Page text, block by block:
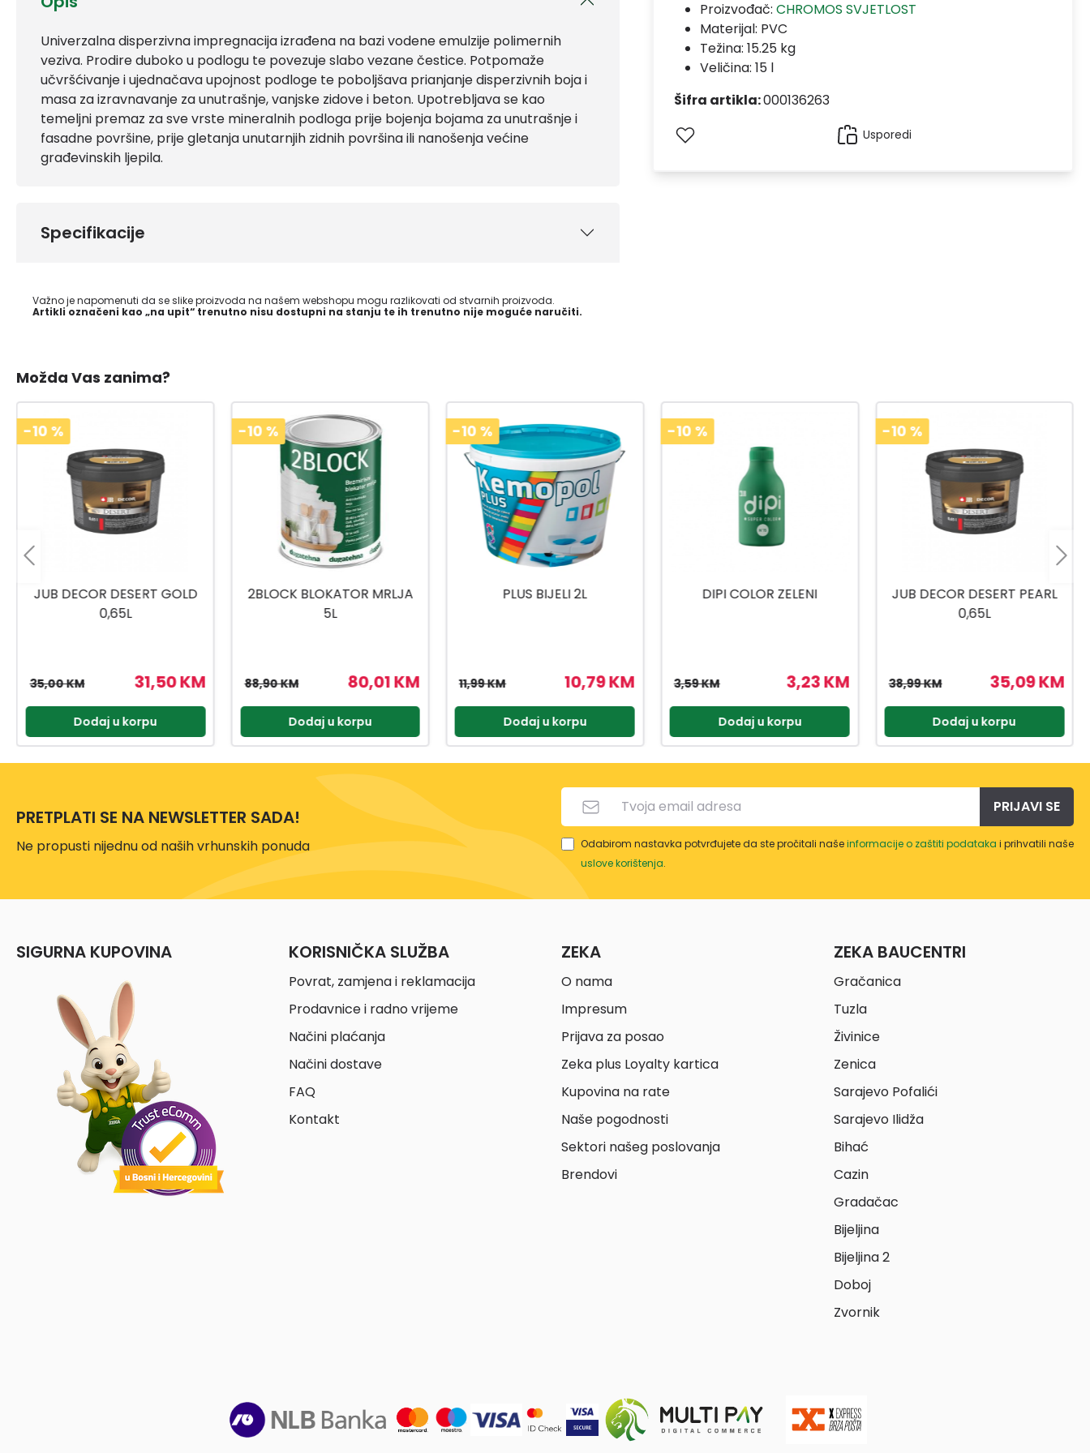
Univerzalna disperzivna impregnacija izrađena na bazi vodene emulzije polimernih
veziva. Prodire duboko u podlogu te povezuje slabo vezane čestice. Potpomaže
učvršćivanje i ujednačava upojnost podloge te poboljšava prianjanje disperzivnih boja i
masa za izravnavanje za unutrašnje, vanjske zidove i beton. Upotrebljava se kao
temeljni premaz za sve vrste mineralnih podloga prije bojenja bojama za unutrašnje i
fasadne površine, prije gletanja unutarnjih zidnih površina ili nanošenja većine
građevinskih ljepila.
Specifikacije
Važno je napomenuti da se slike proizvoda na našem webshopu mogu razlikovati od stvarnih proizvoda.
Artikli označeni kao „na upit“ trenutno nisu dostupni na stanju te ih trenutno nije moguće naručiti.
Proizvođač: CHROMOS SVJETLOST
Materijal: PVC
Težina: 15.25 kg
Veličina: 15 l
Šifra artikla:000136263
Usporedi
Možda Vas zanima?
-10 %
2BLOCK BLOKATOR MRLJA
5L
80,01 KM
88,90 KM
Dodaj u korpu
-10 %
PLUS BIJELI 2L
10,79 KM
11,99 KM
Dodaj u korpu
-10 %
DIPI COLOR ZELENI
3,23 KM
3,59 KM
Dodaj u korpu
-10 %
JUB DECOR DESERT PEARL
35,09 KM
38,99 KM
Dodaj u korpu
KEMOPOL 15L
33,50 KM
Dodaj u korpu
PRETPLATI SE NA NEWSLETTER SADA!
Ne propusti nijednu od naših vrhunskih ponuda
PRIJAVI SE
Odabirom nastavka potvrđujete da ste pročitali našeinformacije o zaštiti podataka i prihvatili naše
uslove korištenja.
SIGURNA KUPOVINA KORISNIČKA SLUŽBA
Povrat, zamjena i reklamacija
Prodavnice i radno vrijeme
Načini plaćanja
Načini dostave
FAQ
Kontakt
ZEKA
O nama
Impresum
Prijava za posao
Zeka plus Loyalty kartica
Kupovina na rate
Naše pogodnosti
Sektori našeg poslovanja
Brendovi
ZEKA BAUCENTRI
Gračanica
Tuzla
Živinice
Zenica
Sarajevo Pofalići
Sarajevo Ilidža
Bihać
Cazin
Gradačac
Bijeljina
Bijeljina 2
Doboj
Zvornik